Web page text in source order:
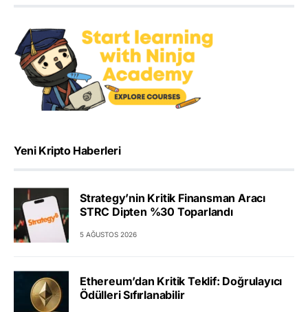
Yeni Kripto Haberleri
Strategy’nin Kritik Finansman Aracı
STRC Dipten %30 Toparlandı
5 AĞUSTOS 2026
Ethereum’dan Kritik Teklif: Doğrulayıcı
Ödülleri Sıfırlanabilir